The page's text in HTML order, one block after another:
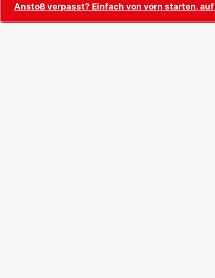
Anstoß verpasst? Einfach von vorn starten,